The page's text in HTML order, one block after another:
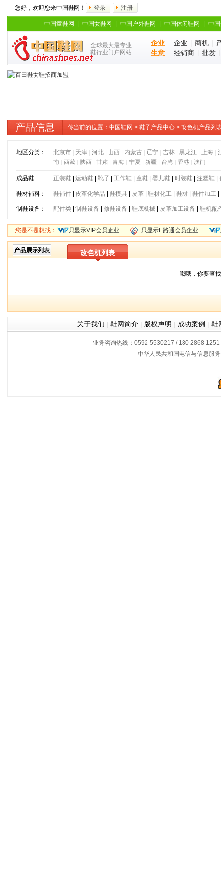
您好，欢迎您来中国鞋网！ 登录 注册
中国童鞋网 中国女鞋网 中国户外鞋网 中国休闲鞋网 中
全球最大最专业
鞋行业门户网站
企业
生意
企业 商机
经销商
批发
产品信息 你当前的位置： 中国鞋网 > 鞋子产品中心 > 改色机产品列
地区分类： 北京市| 天津| 河北| 山西| 内蒙古| 辽宁| 吉林| 黑龙江 上海|
南| 西藏| 陕西| 甘肃| 青海| 宁夏 新疆 台湾| 香港| 澳门
成品鞋： 正装鞋| 运动鞋| 靴子| 工作鞋| 童鞋| 婴儿鞋| 时装鞋| 注塑鞋|
鞋材辅料： 鞋辅件| 皮革化学品 鞋模具 皮革| 鞋材化工| 鞋材| 鞋件加工|
制鞋设备： 配件类| 制鞋设备 修鞋设备 鞋底机械| 皮革加工设备 鞋机配
您是不是想找： 只显示VIP会员企业 只显示E路通会员企业
产品展示列表 改色机列表
哦哦，你要查
关于我们 | 鞋网简介 | 版权声明 | 成功案例 | 鞋
业务咨询热线：0592-5530217 / 180 2868 1251
中华人民共和国电信与信息服